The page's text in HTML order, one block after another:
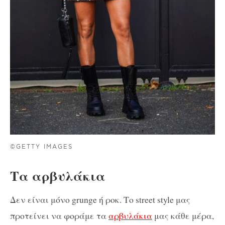
©GETTY IMAGES
Τα αρβυλάκια
Δεν είναι μόνο grunge ή ροκ. Το street style μας
προτείνει να φοράμε τααρβυλάκια μας κάθε μέρα,